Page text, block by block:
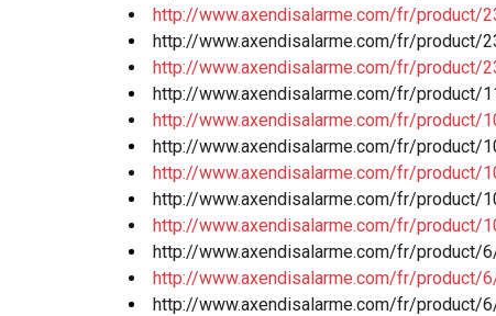
http://www.axendisalarme.com/fr/
http://www.axendisalarme.com/fr/
http://www.axendisalarme.com/fr/
http://www.axendisalarme.com/fr/
http://www.axendisalarme.com/fr/product/
http://www.axendisalarme.com/fr/product/
http://www.axendisalarme.com/fr/product/
http://www.axendisalarme.com/fr/product/
http://www.axendisalarme.com/fr/product/
http://www.axendisalarme.com/fr/product/
http://www.axendisalarme.com/fr/product/
http://www.axendisalarme.com/fr/product/